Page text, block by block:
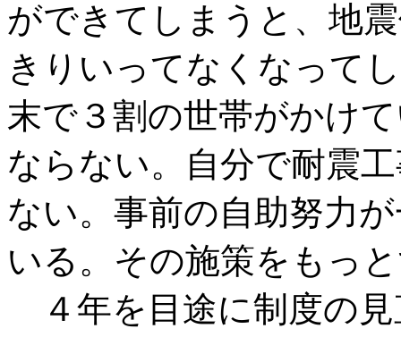
ができてしまうと、地
きりいってなくなって
末で３割の世帯がかけ
ならない。自分で耐震
ない。事前の自助努力
いる。その施策をもっ
４年を目途に制度の